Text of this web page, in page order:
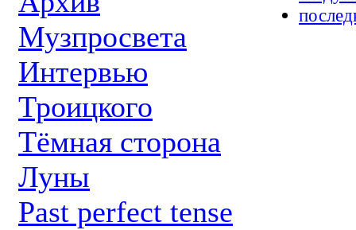
Музпросвета
Интервью
Троицкого
Тёмная сторона
Луны
Past perfect tense